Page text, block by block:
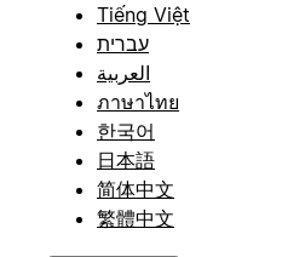
Tiếng Việt
עברית
العربية
ภาษาไทย
한국어
日本語
简体中文
繁體中文